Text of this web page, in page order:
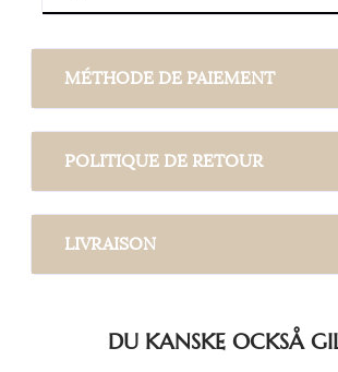
MÉTHODE DE PAIEMENT
POLITIQUE DE RETOUR
LIVRAISON
DU KANSKE OCKSÅ